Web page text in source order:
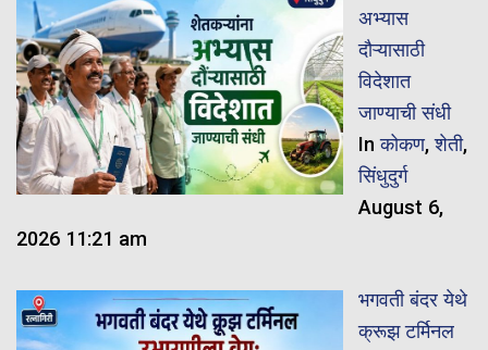
अभ्यास
दौऱ्यासाठी
विदेशात
जाण्याची संधी
Inकोकण,शेती,
सिंधुदुर्ग
August 6,
2026 11:21 am
भगवती बंदर येथे
क्रूझ टर्मिनल